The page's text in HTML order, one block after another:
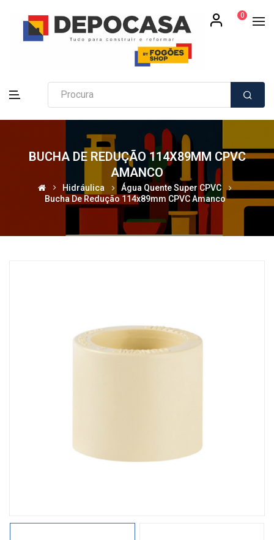
0
BUCHA DE REDUÇÃO 114X89MM CPVC
AMANCO
Hidráulica
Água Quente Super CPVC
Bucha De Redução 114x89mm CPVC Amanco